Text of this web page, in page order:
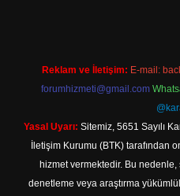
Reklam ve İletişim: E-mail:
forumhizmeti@gmail.com
Yasal Uyarı: Sitemiz, 5651 Sayılı
İletişim Kurumu (BTK) tarafından
hizmet vermektedir. Bu
denetleme veya araştırma